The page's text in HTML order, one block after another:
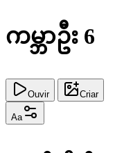
ကမ္ဘာဦး 6
Ouvir Criar
Aa